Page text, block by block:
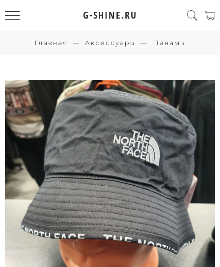
G-SHINE.RU
Главная Аксессуары Панамы